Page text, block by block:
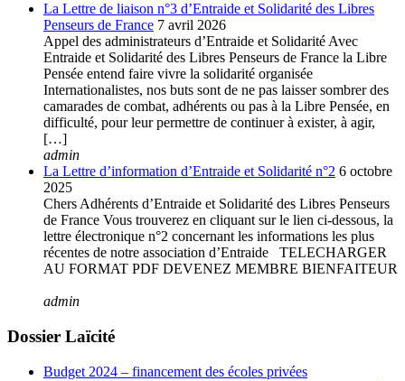
La Lettre de liaison n°3 d’Entraide et Solidarité des Libres
Penseurs de France 7 avril 2026
Appel des administrateurs d’Entraide et Solidarité Avec
Entraide et Solidarité des Libres Penseurs de France la Libre
Pensée entend faire vivre la solidarité organisée
Internationalistes, nos buts sont de ne pas laisser sombrer des
camarades de combat, adhérents ou pas à la Libre Pensée, en
difficulté, pour leur permettre de continuer à exister, à agir,
[…]
admin
La Lettre d’information d’Entraide et Solidarité n°2 6 octobre
2025
Chers Adhérents d’Entraide et Solidarité des Libres Penseurs
de France Vous trouverez en cliquant sur le lien ci-dessous, la
lettre électronique n°2 concernant les informations les plus
récentes de notre association d’Entraide TELECHARGER
AU FORMAT PDF DEVENEZ MEMBRE BIENFAITEUR
admin
Dossier Laïcité
Budget 2024 – financement des écoles privées